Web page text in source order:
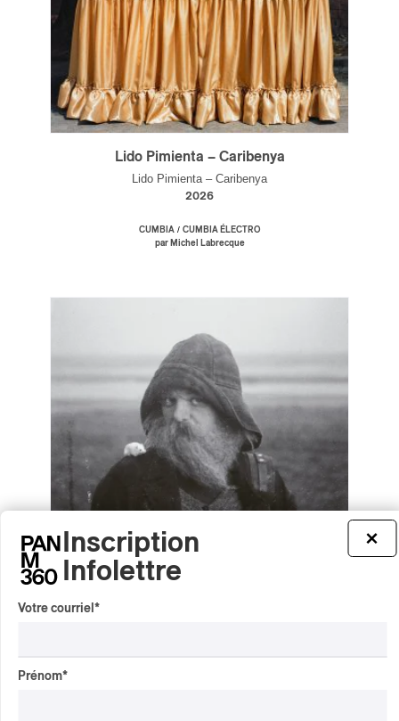
Lido Pimienta – Caribenya
Lido Pimienta – Caribenya
2026
CUMBIA / CUMBIA ÉLECTRO
par Michel Labrecque
mary in the junkyard – Role Model Hermit
×
Inscription
Infolettre
Votre courriel *
Prénom*